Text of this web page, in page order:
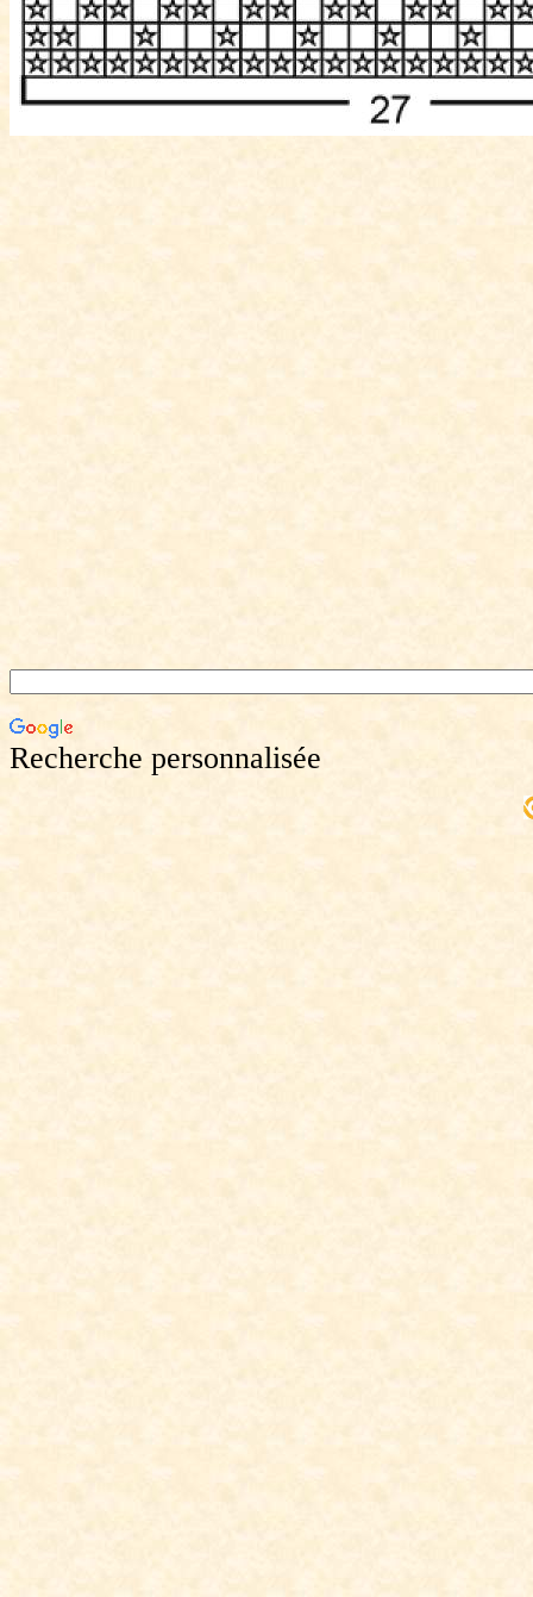
Recherche personnalisée